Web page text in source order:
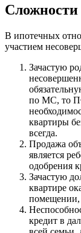
Сложности
В ипотечных
участием
Зачастую
по МС, то
квартиры
всегда.
Продажа
является
одобрения
Зачастую
квартире
помещении,
кредит в